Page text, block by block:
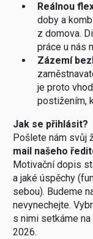
Reálnou
doby a
z domova.
práce u nás
Zázemí
je proto
postižením,
Jak se přihlásit?
Pošlete nám svůj
mail našeho
Motivační dopis
a jaké úspěchy
sebou). Budeme
nevynechejte.
s nimi setkáme
2026.